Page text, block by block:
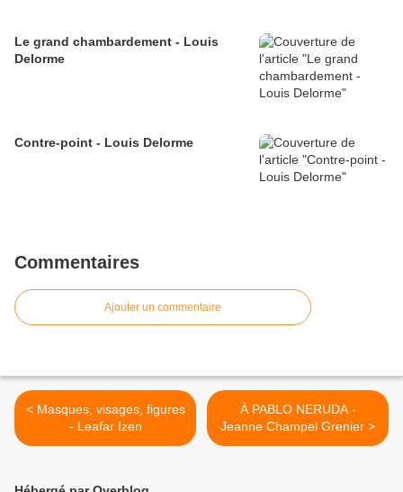
Le grand chambardement - Louis
Delorme
Contre-point - Louis Delorme
Commentaires
Ajouter un commentaire
< Masques, visages, figures
- Leafar Izen
À PABLO NERUDA -
Jeanne Champel Grenier >